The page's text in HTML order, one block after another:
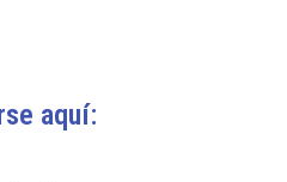
aquí: